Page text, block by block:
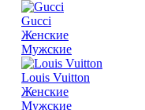
Gucci
Женские
Мужские
Louis Vuitton
Женские
Мужские